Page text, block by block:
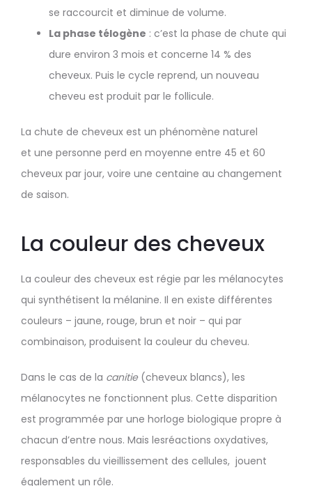
se raccourcit et diminue de volume.
La phase télogène : c’est la phase de chute qui
dure environ 3 mois et concerne 14 % des
cheveux. Puis le cycle reprend, un nouveau
cheveu est produit par le follicule.
La chute de cheveux est un phénomène naturel
et une personne perd en moyenne entre 45 et 60
cheveux par jour, voire une centaine au changement
de saison.
La couleur des cheveux
La couleur des cheveux est régie par les mélanocytes
qui synthétisent la mélanine. Il en existe différentes
couleurs – jaune, rouge, brun et noir – qui par
combinaison, produisent la couleur du cheveu.
Dans le cas de la canitie (cheveux blancs), les
mélanocytes ne fonctionnent plus. Cette disparition
est programmée par une horloge biologique propre à
chacun d’entre nous. Mais lesréactions oxydatives,
responsables du vieillissement des cellules, jouent
également un rôle.